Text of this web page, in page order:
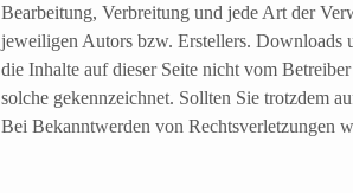
Bearbeitung, Verbreitung und jede Art der
jeweiligen Autors bzw. Erstellers. Downloads
die Inhalte auf dieser Seite nicht vom
solche gekennzeichnet. Sollten Sie trotzdem
Bei Bekanntwerden von Rechtsverletzungen